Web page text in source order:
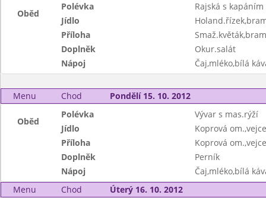
Oběd
Polévka
Rajská s kapáním
Jídlo
Příloha
Doplněk
Okur.salát
Nápoj
Čaj,mléko,bílá
Menu Chod Pondělí 15. 10. 2012
Oběd
Polévka
Vývar s mas.rýží
Jídlo
Koprová
Příloha
Koprová
Doplněk
Perník
Nápoj
Čaj,mléko,bílá
Menu
Chod Úterý 16. 10. 2012